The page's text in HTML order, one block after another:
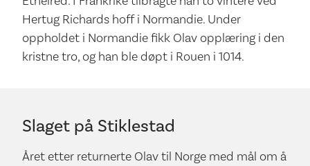
Hertug Richards hoff i Normandie. Under
oppholdet i Normandie fikk Olav opplæring i den
kristne tro, og han ble døpt i Rouen i 1014.
Slaget på Stiklestad
Året etter returnerte Olav til Norge med mål om å